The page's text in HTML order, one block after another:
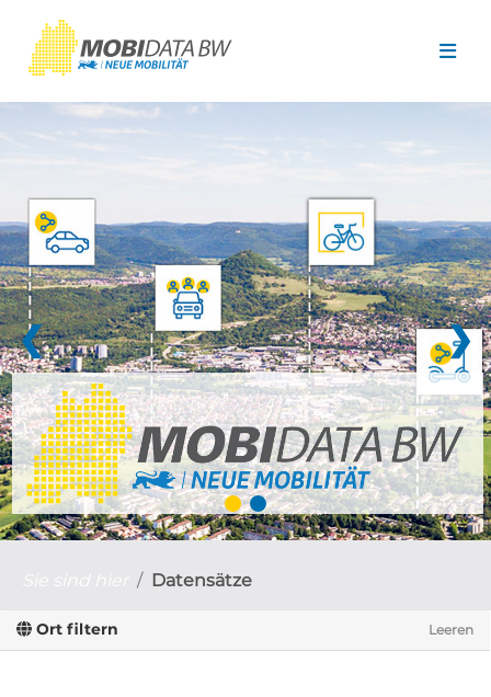
❮ ❯
Datensätze
Ort filtern Leeren